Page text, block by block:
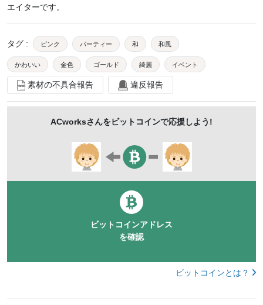
エイターです。
タグ : ピンク パーティー 和 和風
かわいい 金色 ゴールド 綺麗 イベント
鮮やか お祝い 飛ぶ
きれい キラキラ ピカピカ エフェクト 舞う
紙吹雪 ピンクの背景
素材の不具合報告 違反報告
ACworksさんをビットコインで応援しよう!
ビットコインアドレス
を確認
ビットコインとは？